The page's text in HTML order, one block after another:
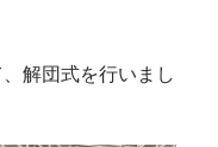
解団式を行いまし